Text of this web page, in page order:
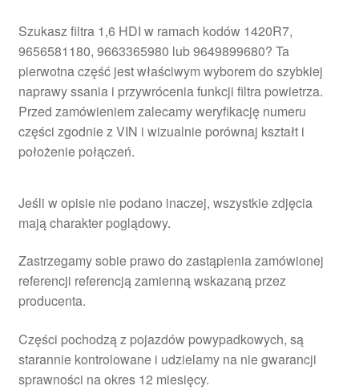
Szukasz filtra 1,6 HDI w ramach kodów 1420R7,
9656581180, 9663365980 lub 9649899680? Ta
pierwotna część jest właściwym wyborem do szybkiej
naprawy ssania i przywrócenia funkcji filtra powietrza.
Przed zamówieniem zalecamy weryfikację numeru
części zgodnie z VIN i wizualnie porównaj kształt i
położenie połączeń.
Jeśli w opisie nie podano inaczej, wszystkie zdjęcia
mają charakter poglądowy.
Zastrzegamy sobie prawo do zastąpienia zamówionej
referencji referencją zamienną wskazaną przez
producenta.
Części pochodzą z pojazdów powypadkowych, są
starannie kontrolowane i udzielamy na nie gwarancji
sprawności na okres 12 miesięcy.